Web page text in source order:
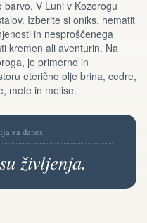
V Luni v Kozorogu
Izberite si oniks, hematit
in nesproščenega
kremen ali aventurin. Na
je primerno in
eterično olje brina, cedre,
mete in melise.
za danes
življenja.